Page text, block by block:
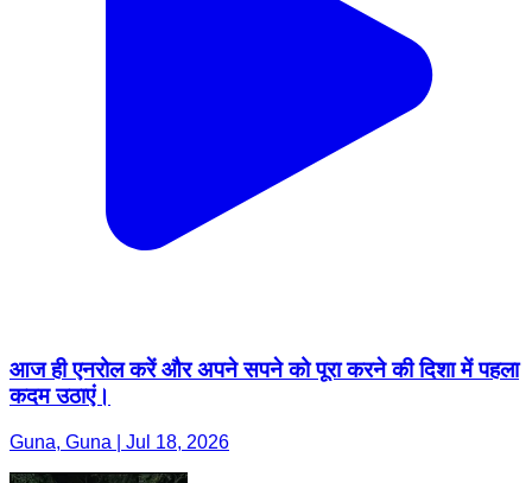
आज ही एनरोल करें और अपने सपने को पूरा करने की दिशा में पहला
कदम उठाएं।
Guna, Guna | Jul 18, 2026